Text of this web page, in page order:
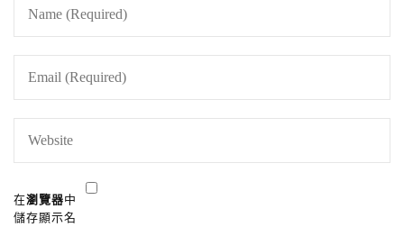
在瀏覽器中
儲存顯示名